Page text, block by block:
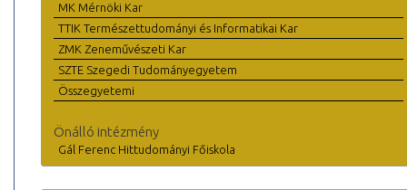
MK Mérnöki Kar
TTIK Természettudományi és Informatikai Kar
ZMK Zeneművészeti Kar
SZTE Szegedi Tudományegyetem
Összegyetemi
Önálló intézmény
Gál Ferenc Hittudományi Főiskola